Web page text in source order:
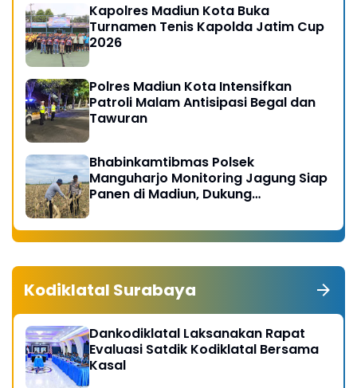
Kapolres Madiun Kota Buka
Turnamen Tenis Kapolda Jatim Cup
2026
Polres Madiun Kota Intensifkan
Patroli Malam Antisipasi Begal dan
Tawuran
Bhabinkamtibmas Polsek
Manguharjo Monitoring Jagung Siap
Panen di Madiun, Dukung
Kodiklatal Surabaya
Dankodiklatal Laksanakan Rapat
Evaluasi Satdik Kodiklatal Bersama
Kasal